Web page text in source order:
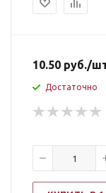
10.50 руб./
Достаточно